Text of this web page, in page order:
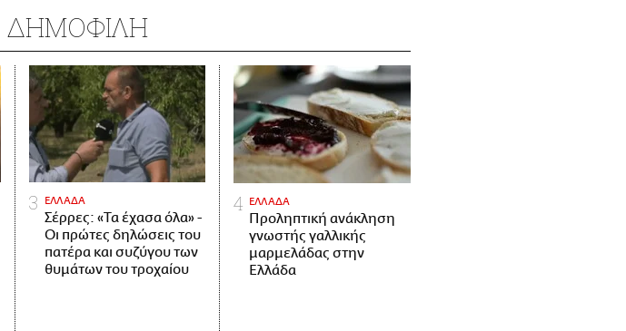
ΔΗΜΟΦΙΛΗ
ΕΛΛΑΔΑ
Σέρρες: «Τα έχασα όλα» -
Οι πρώτες δηλώσεις του
πατέρα και συζύγου των
θυμάτων του τροχαίου
ΕΛΛΑΔΑ
Προληπτική ανάκληση
γνωστής γαλλικής
μαρμελάδας στην
Ελλάδα